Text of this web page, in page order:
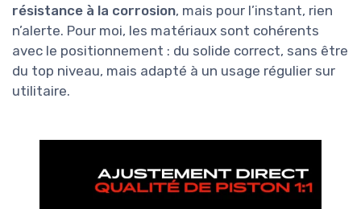
résistance à la corrosion, mais pour l’instant, rien
n’alerte. Pour moi, les matériaux sont cohérents
avec le positionnement : du solide correct, sans être
du top niveau, mais adapté à un usage régulier sur
utilitaire.